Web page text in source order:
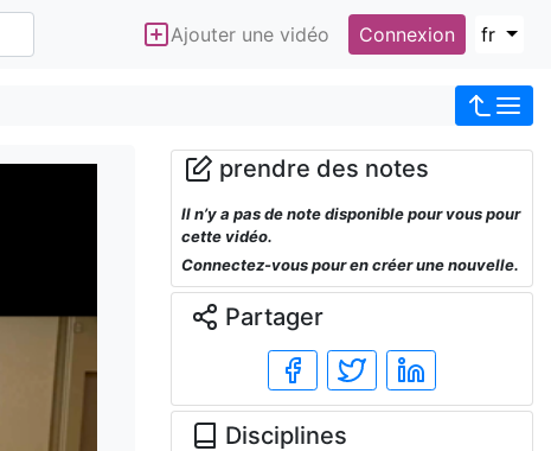
Ajouter une vidéo Connexion fr
prendre des notes
Il n’y a pas de note disponible pour vous pour
cette vidéo.
Connectez-vous pour en créer une nouvelle.
Partager
Disciplines